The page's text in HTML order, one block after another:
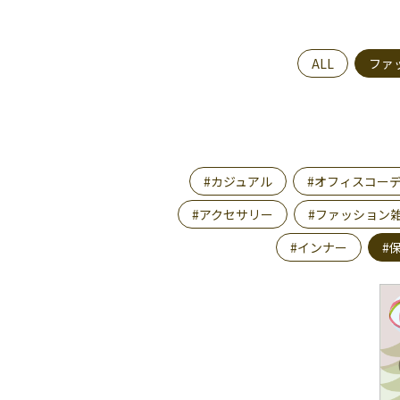
ALL ファ
#カジュアル #オフィスコー
#アクセサリー
#ファッション
#インナー
#